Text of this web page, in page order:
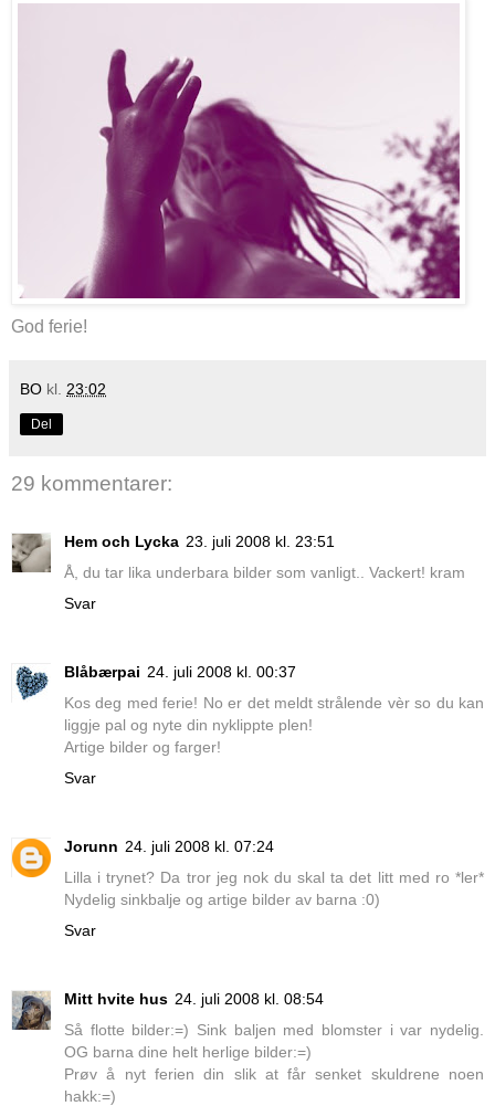
God ferie!
BO kl. 23:02
Del
29 kommentarer:
Hem och Lycka 23. juli 2008 kl. 23:51
Å, du tar lika underbara bilder som vanligt.. Vackert! kram
Svar
Blåbærpai 24. juli 2008 kl. 00:37
Kos deg med ferie! No er det meldt strålende vèr so du kan
liggje pal og nyte din nyklippte plen!
Artige bilder og farger!
Svar
Jorunn 24. juli 2008 kl. 07:24
Lilla i trynet? Da tror jeg nok du skal ta det litt med ro *ler*
Nydelig sinkbalje og artige bilder av barna :0)
Svar
Mitt hvite hus 24. juli 2008 kl. 08:54
Så flotte bilder:=) Sink baljen med blomster i var nydelig.
OG barna dine helt herlige bilder:=)
Prøv å nyt ferien din slik at får senket skuldrene noen
hakk:=)